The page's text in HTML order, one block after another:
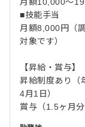
■技能手当
月額8,000円（
対象です）
【昇給・賞与】
昇給制度あり（
4月1日）
賞与（1.5ヶ月